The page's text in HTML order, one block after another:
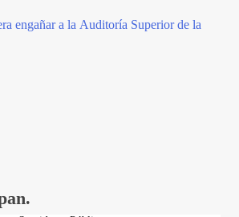
engañar a la Auditoría Superior de la